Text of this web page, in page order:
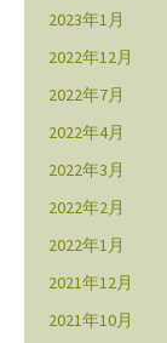
2023年1月
2022年12月
2022年7月
2022年4月
2022年3月
2022年2月
2022年1月
2021年12月
2021年10月